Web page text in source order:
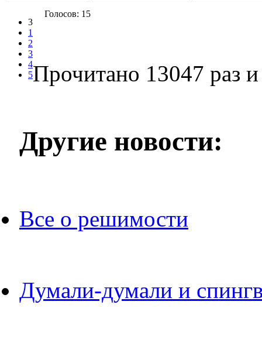
3
1
2
3
4
5
Голосов: 15
Прочитано 13047 раз
Другие новости:
Все о решимости
Думали-думали и